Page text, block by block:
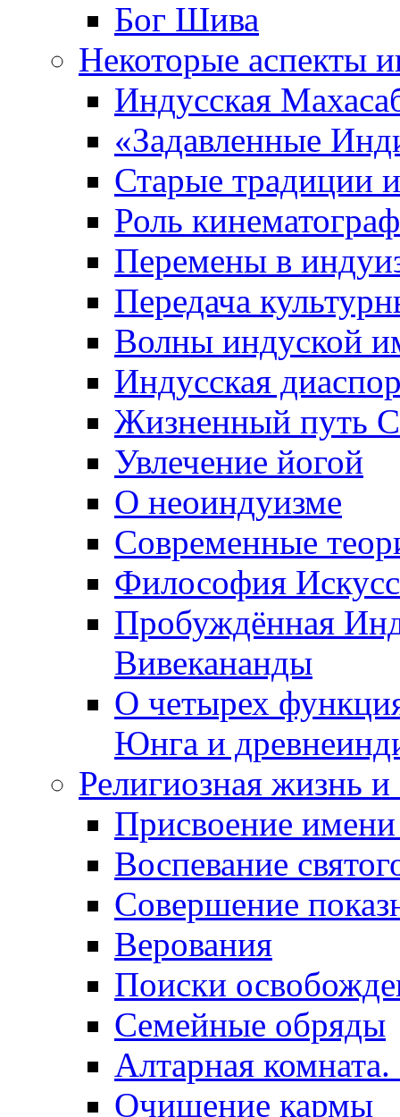
Бог Шива
Некоторые аспекты
Индусская
«Задавленные
Старые традиции
Роль
Перемены в
Передача
Волны индуской
Индусская
Жизненный путь
Увлечение йогой
О неоиндуизме
Современные
Философия
Пробуждённая
Вивекананды
О четырех
Юнга и
Религиозная жизнь
Присвоение имени
Воспевание
Совершение
Верования
Поиски
Семейные обряды
Алтарная
Очищение кармы